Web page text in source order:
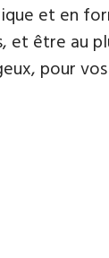
et en
être au
pour